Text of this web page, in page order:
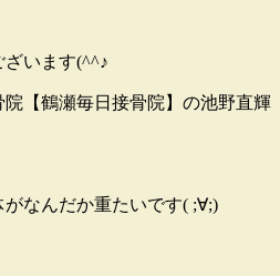
います(^^♪
【鶴瀬毎日接骨院】の池野直輝
なんだか重たいです( ;∀;)